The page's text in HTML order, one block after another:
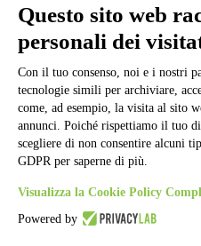
Ufficio Relazioni con il
Dichiarazione di
Obiettivi di accessibilità
Gestione consensi cookie
Amministrazione
Pagina visualizzata
285971
Sezione Copyright
Copyright 2026 | Engineered and
Parma S.p.A. | Divisione
Questo sito web
personali dei
Con il tuo consenso, noi e i nostri
tecnologie simili per archiviare,
come, ad esempio, la visita al sito
annunci. Poiché rispettiamo il tuo
scegliere di non consentire alcuni
GDPR per saperne di più.
Visualizza la Cookie Policy
Powered by